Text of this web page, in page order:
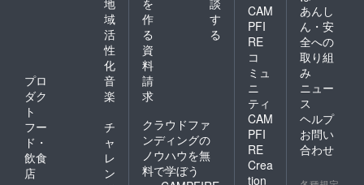
域
活
性
化
プロ
ダク
ト
音
楽
フー
ド・
飲食
店
チ
ャ
レ
ン
作
る
す
る
資
料
請
求
クラウドファ
ンディングの
ノウハウを無
料で学ぼう
CAM
PFI
RE
コ
ミュ
ニ
ティ
CAM
PFI
RE
Crea
tion
あんし
ん・安
全への
取り組
み
ニュー
ス
ヘルプ
お問い
合わせ